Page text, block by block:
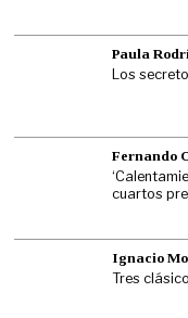
Paula
Los
Fernando
cuartos
Ignacio
Tres